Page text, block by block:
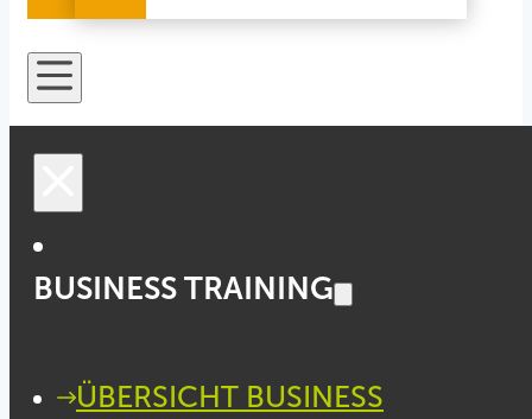
BUSINESS TRAINING
ÜBERSICHT BUSINESS